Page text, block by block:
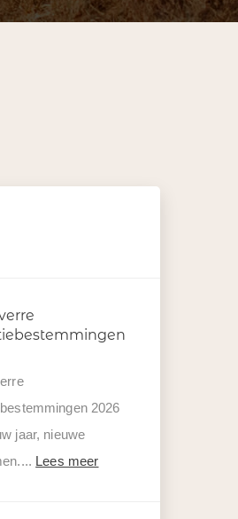
2026
jaar, nieuwe
Lees meer